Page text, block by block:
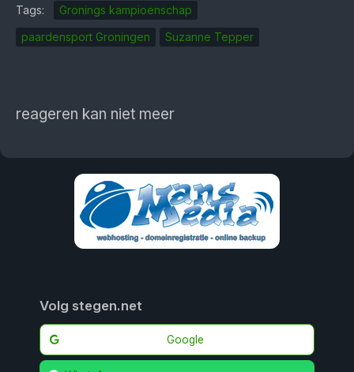
Tags:
Gronings kampioenschap
paardensport Groningen
Suzanne Tepper
reageren kan niet meer
Volg stegen.net
Google